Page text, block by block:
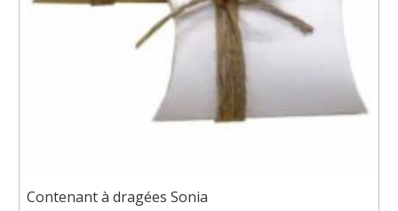
Contenant à dragées Sonia